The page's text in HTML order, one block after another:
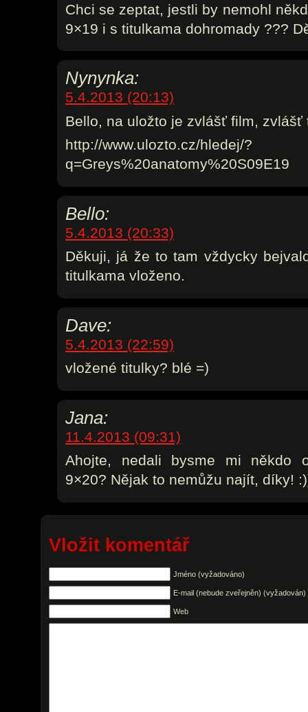
Chci se zeptat, jestli by nemohl
9×19 i s titulkama dohromady ???
Nynynka:
5.4.2013 (20:13)
Bello, na uložto je zvlášť film, zvlášť
http://www.ulozto.cz/hledej/?
q=Greys%20anatomy%20S09E19
Bello:
5.4.2013 (20:33)
Děkuji, já že to tam vždycky
titulkama vloženo.
Dave:
5.4.2013 (22:59)
vložené titulky? blé =)
Jana:
11.4.2013 (09:31)
Ahojte, nedali bysme mi někdo
9×20? Nějak to nemůžu najít, díky!
Vložit komentář
Jméno (vyžadováno)
E-mail (nebude zveřejněn) (vyžadován)
Web